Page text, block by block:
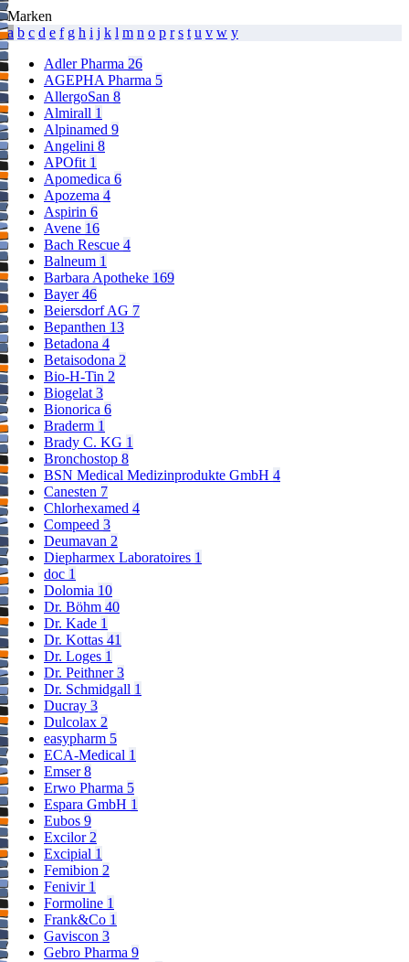
Marken
a b c d e f g h i j k l m n o p r s t u v w y
Adler Pharma 26
AGEPHA Pharma 5
AllergoSan 8
Almirall 1
Alpinamed 9
Angelini 8
APOfit 1
Apomedica 6
Apozema 4
Aspirin 6
Avene 16
Bach Rescue 4
Balneum 1
Barbara Apotheke 169
Bayer46
Beiersdorf AG 7
Bepanthen 13
Betadona 4
Betaisodona 2
Bio-H-Tin 2
Biogelat 3
Bionorica 6
Braderm 1
Brady C. KG 1
Bronchostop 8
BSN Medical Medizinprodukte GmbH 4
Canesten 7
Chlorhexamed 4
Compeed 3
Deumavan 2
Diepharmex Laboratoires 1
doc 1
Dolomia 10
Dr. Böhm 40
Dr. Kade 1
Dr. Kottas 41
Dr. Loges 1
Dr. Peithner3
Dr. Schmidgall 1
Ducray 3
Dulcolax 2
easypharm 5
ECA-Medical 1
Emser8
Erwo Pharma 5
Espara GmbH 1
Eubos 9
Excilor 2
Excipial 1
Femibion 2
Fenivir 1
Formoline 1
Frank&Co 1
Gaviscon 3
Gebro Pharma 9